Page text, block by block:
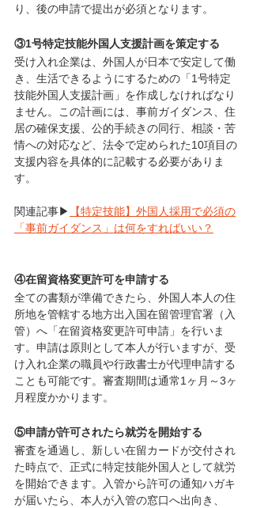
り、後の申請で提出が必須となります。
③1号特定技能外国人支援計画を策定する
受け入れ企業は、外国人が日本で安定して働
き、生活できるようにするための「1号特定
技能外国人支援計画」を作成しなければなり
ません。この計画には、事前ガイダンス、住
居の確保支援、公的手続きの同行、相談・苦
情への対応など、法令で定められた10項目の
支援内容を具体的に記載する必要がありま
す。
関連記事▶
【特定技能】外国人採用で必須の
「事前ガイダンス」は何をすればいい？
④在留資格変更許可を申請する
全ての書類が準備できたら、外国人本人の住
所地を管轄する地方出入国在留管理官署（入
管）へ「在留資格変更許可申請」を行いま
す。申請は原則として本人が行いますが、受
け入れ企業の職員や行政書士が代理申請する
ことも可能です。審査期間は通常1ヶ月～3ヶ
月程度かかります。
⑤申請が許可されたら就労を開始する
審査を通過し、新しい在留カードが交付され
た時点で、正式に特定技能外国人として就労
を開始できます。入管から許可の通知ハガキ
が届いたら、本人が入管の窓口へ出向き、